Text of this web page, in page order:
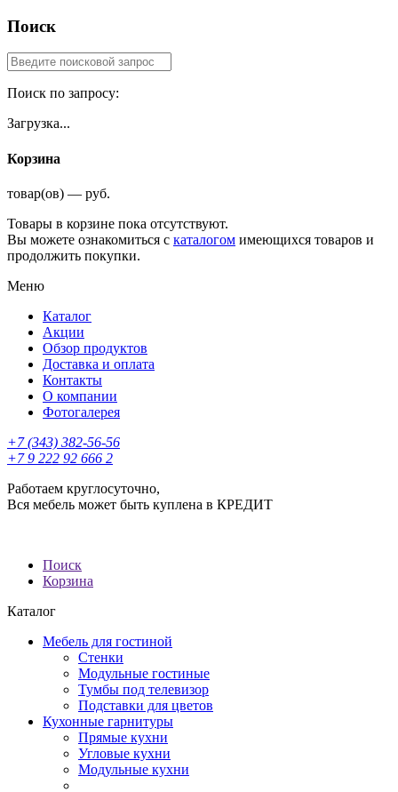
Поиск
Поиск по запросу:
Загрузка...
Корзина
товар(ов) — руб.
Товары в корзине пока отсутствуют.
Вы можете ознакомиться с каталогом имеющихся товаров и
продолжить покупки.
Меню
Каталог
Акции
Обзор продуктов
Доставка и оплата
Контакты
О компании
Фотогалерея
+7 (343) 382-56-56
+7 9 222 92 666 2
Работаем круглосуточно,
Вся мебель может быть куплена в КРЕДИТ
Поиск
Корзина
Каталог
Мебель для гостиной
Стенки
Модульные гостиные
Тумбы под телевизор
Подставки для цветов
Кухонные гарнитуры
Прямые кухни
Угловые кухни
Модульные кухни